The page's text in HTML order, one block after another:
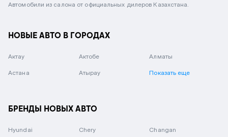
Автомобили из салона от официальных дилеров Казахстана.
НОВЫЕ АВТО В ГОРОДАХ
Актау Актобе Алматы
Астана Атырау Показать еще
БРЕНДЫ НОВЫХ АВТО
Hyundai Chery Changan